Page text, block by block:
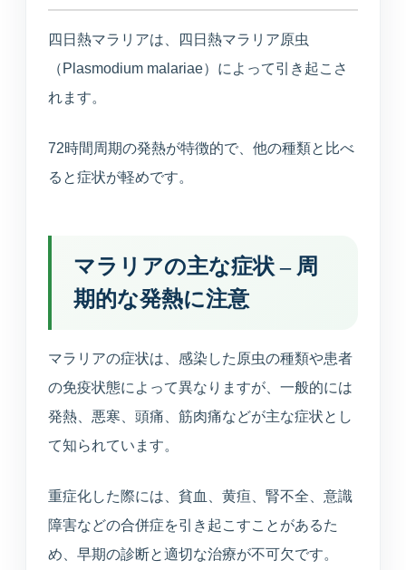
お問い合わせ
TEL
四日熱マラリアは、四日熱マラリア原虫
（Plasmodium malariae）によって引き起こさ
れます。
72時間周期の発熱が特徴的で、他の種類と比べ
ると症状が軽めです。
マラリアの主な症状 – 周
期的な発熱に注意
マラリアの症状は、感染した原虫の種類や患者
の免疫状態によって異なりますが、一般的には
発熱、悪寒、頭痛、筋肉痛などが主な症状とし
て知られています。
重症化した際には、貧血、黄疸、腎不全、意識
障害などの合併症を引き起こすことがあるた
め、早期の診断と適切な治療が不可欠です。